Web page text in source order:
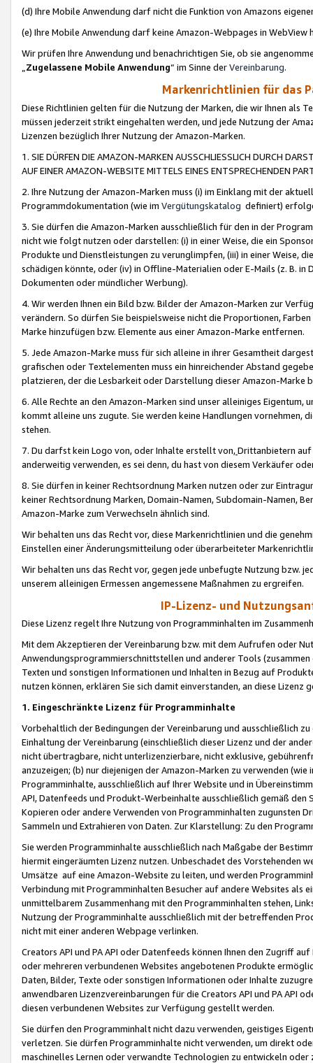
(d) Ihre Mobile Anwendung darf nicht die Funktion von Amazons
(e) Ihre Mobile Anwendung darf keine Amazon-Webpages in WebView
Wir prüfen Ihre Anwendung und benachrichtigen Sie, ob sie
„Zugelassene Mobile Anwendung“ im Sinne derVereinbarung.
Markenrichtlinien für das
Diese Richtlinien gelten für die Nutzung der Marken, die wir Ihnen als
müssen jederzeit strikt eingehalten werden, und jede Nutzung der
Lizenzen bezüglich Ihrer Nutzung der Amazon-Marken.
1. SIE DÜRFEN DIE AMAZON-MARKEN AUSSCHLIESSLICH DURCH
AUF EINER AMAZON-WEBSITE MITTELS EINES ENTSPRECHENDEN
2. Ihre Nutzung der Amazon-Marken muss (i) im Einklang mit der
Programmdokumentation (wie im Vergütungskatalog definiert)
3. Sie dürfen die Amazon-Marken ausschließlich für den in der
nicht wie folgt nutzen oder darstellen: (i) in einer Weise, die ein
Produkte und Dienstleistungen zu verunglimpfen, (iii) in einer Weise,
schädigen könnte, oder (iv) in Offline-Materialien oder E-Mails (z. B. in
Dokumenten oder mündlicher Werbung).
4. Wir werden Ihnen ein Bild bzw. Bilder der Amazon-Marken zur
verändern. So dürfen Sie beispielsweise nicht die Proportionen,
Marke hinzufügen bzw. Elemente aus einer Amazon-Marke entfernen.
5. Jede Amazon-Marke muss für sich alleine in ihrer Gesamtheit
grafischen oder Textelementen muss ein hinreichender Abstand
platzieren, der die Lesbarkeit oder Darstellung dieser Amazon-Marke
6. Alle Rechte an den Amazon-Marken sind unser alleiniges
kommt alleine uns zugute. Sie werden keine Handlungen vornehmen,
stehen.
7. Du darfst kein Logo von, oder Inhalte erstellt von,Drittanbietern auf
anderweitig verwenden, es sei denn, du hast von diesem Verkäufer
8. Sie dürfen in keiner Rechtsordnung Marken nutzen oder zur
keiner Rechtsordnung Marken, Domain-Namen, Subdomain-Namen,
Amazon-Marke zum Verwechseln ähnlich sind.
Wir behalten uns das Recht vor, diese Markenrichtlinien und die
Einstellen einer Änderungsmitteilung oder überarbeiteter
Wir behalten uns das Recht vor, gegen jede unbefugte Nutzung bzw.
unserem alleinigen Ermessen angemessene Maßnahmen zu ergreifen.
IP-Lizenz- und
Diese Lizenz regelt Ihre Nutzung von Programminhalten im
Mit dem Akzeptieren der Vereinbarung bzw. mit dem Aufrufen oder
Anwendungsprogrammierschnittstellen und anderer Tools (zusammen
Texten und sonstigen Informationen und Inhalten in Bezug auf
nutzen können, erklären Sie sich damit einverstanden, an diese Lizenz
1. Eingeschränkte Lizenz für Programminhalte
Vorbehaltlich der Bedingungen der Vereinbarung und ausschließlich
Einhaltung der Vereinbarung (einschließlich dieser Lizenz und der
nicht übertragbare, nicht unterlizenzierbare, nicht exklusive,
anzuzeigen; (b) nur diejenigen der Amazon-Marken zu verwenden
Programminhalte, ausschließlich auf Ihrer Website und in
API, Datenfeeds und Produkt-Werbeinhalte ausschließlich gemäß
Kopieren oder andere Verwenden von Programminhalten zugunsten
Sammeln und Extrahieren von Daten. Zur Klarstellung: Zu den
Sie werden Programminhalte ausschließlich nach Maßgabe der
hiermit eingeräumten Lizenz nutzen. Unbeschadet des Vorstehenden
Umsätze auf eine Amazon-Website zu leiten, und werden
Verbindung mit Programminhalten Besucher auf andere Websites als
unmittelbarem Zusammenhang mit den Programminhalten stehen,
Nutzung der Programminhalte ausschließlich mit der betreffenden
nicht mit einer anderen Webpage verlinken.
Creators API und PA API oder Datenfeeds können Ihnen den Zugriff
oder mehreren verbundenen Websites angebotenen Produkte
Daten, Bilder, Texte oder sonstigen Informationen oder Inhalte
anwendbaren Lizenzvereinbarungen für die Creators API und PA API
diesen verbundenen Websites zur Verfügung gestellt werden.
Sie dürfen den Programminhalt nicht dazu verwenden, geistiges
verletzen. Sie dürfen Programminhalte nicht verwenden, um direkt
maschinelles Lernen oder verwandte Technologien zu entwickeln